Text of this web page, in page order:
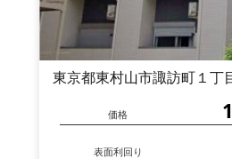
東京都東村山市諏訪町１丁
価格
表面利回り